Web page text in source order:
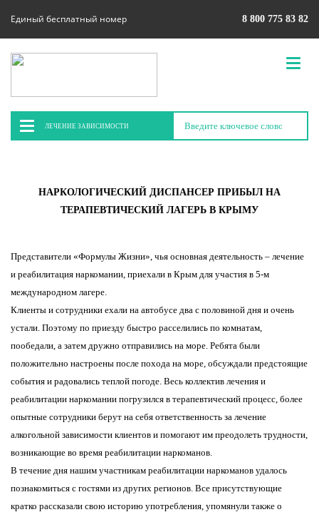
Единый бесплатный номер 8 800 775 83 82
ЛЕЧЕНИЕ ЗАВИСИМОСТИ
НАРКОЛОГИЧЕСКИЙ ДИСПАНСЕР ПРИБЫЛ НА
ТЕРАПЕВТИЧЕСКИЙ ЛАГЕРЬ В КРЫМУ
Представители «Формулы Жизни», чья основная деятельность – лечение
и реабилитация наркомании, приехали в Крым для участия в 5-м
международном лагере.
Клиенты и сотрудники ехали на автобусе два с половиной дня и очень
устали. Поэтому по приезду быстро расселились по комнатам,
пообедали, а затем дружно отправились на море. Ребята были
положительно настроены после похода на море, обсуждали предстоящие
события и радовались теплой погоде. Весь коллектив лечения и
реабилитации наркомании погрузился в терапевтический процесс, более
опытные сотрудники берут на себя ответственность за лечение
алкогольной зависимости клиентов и помогают им преодолеть трудности,
возникающие во время реабилитации наркоманов.
В течение дня нашим участникам реабилитации наркоманов удалось
познакомиться с гостями из других регионов. Все присутствующие
кратко рассказали свою историю употребления, упомянули также о